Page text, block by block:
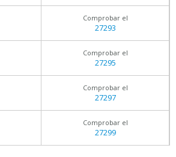
Comprobar el
27293
Comprobar el
27295
Comprobar el
27297
Comprobar el
27299